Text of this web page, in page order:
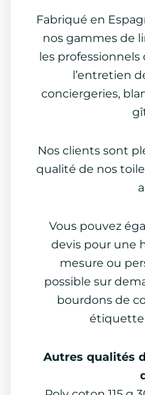
Fabriqué en
nos gammes de
les
l’entretien
conciergeries,
Nos clients sont
qualité de nos
Vous pouvez
devis pour une
mesure ou
possible sur
bourdons de
étiquette
Autres qualités